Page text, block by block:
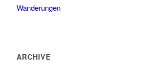
Wanderungen
ARCHIVE